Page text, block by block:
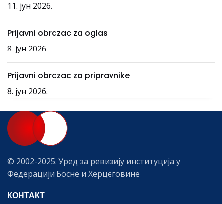
11. јун 2026.
Prijavni obrazac za oglas
8. јун 2026.
Prijavni obrazac za pripravnike
8. јун 2026.
© 2002-2025. Уред за ревизију институција у
Федерацији Босне и Херцеговине
КОНТАКТ